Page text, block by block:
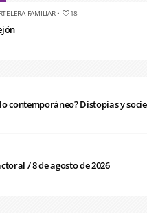
FAMILIAR• 18
contemporáneo? Distopías y
/ 8 de agosto de 2026